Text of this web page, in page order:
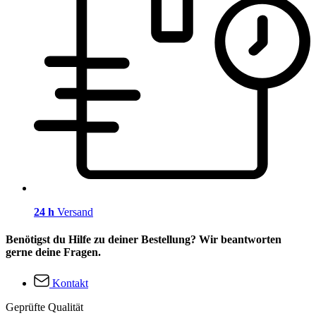
24 h Versand
Benötigst du Hilfe zu deiner Bestellung? Wir beantworten
gerne deine Fragen.
Kontakt
Geprüfte Qualität